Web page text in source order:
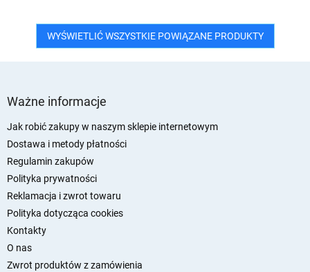
WYŚWIETLIĆ WSZYSTKIE POWIĄZANE PRODUKTY
Ważne informacje
Jak robić zakupy w naszym sklepie internetowym
Dostawa i metody płatności
Regulamin zakupów
Polityka prywatności
Reklamacja i zwrot towaru
Polityka dotycząca cookies
Kontakty
O nas
Zwrot produktów z zamówienia